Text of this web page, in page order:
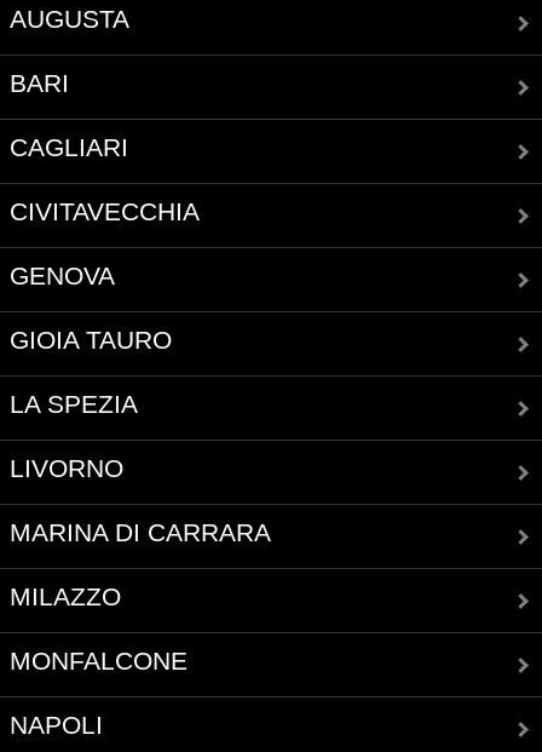
AUGUSTA
BARI
CAGLIARI
CIVITAVECCHIA
GENOVA
GIOIA TAURO
LA SPEZIA
LIVORNO
MARINA DI CARRARA
MILAZZO
MONFALCONE
NAPOLI